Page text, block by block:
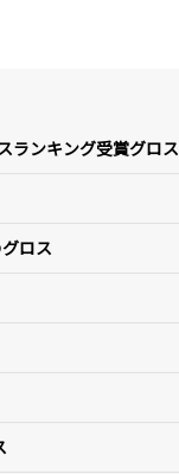
ランキング受賞グロス
ロス